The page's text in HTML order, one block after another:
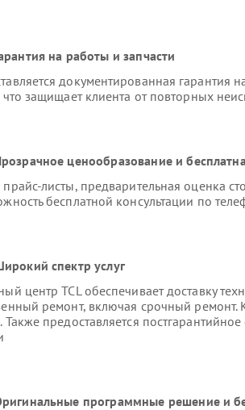
на работы и запчасти
документированная
что защищает клиента от повторных
ценообразование и
листы, предварительная оценка
бесплатной консультации по
спектр услуг
центр TCL обеспечивает доставку
ремонт, включая срочный ремонт.
Также предоставляется
программные решение и